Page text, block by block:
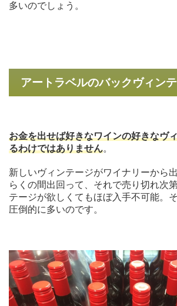
多いのでしょう。
アートラベルのバックヴィン
お金を出せば好きなワインの好きなヴ
るわけではありません。
新しいヴィンテージがワイナリーから
らくの間出回って、それで売り切れ次
テージが欲しくてもほぼ入手不可能。
圧倒的に多いのです。